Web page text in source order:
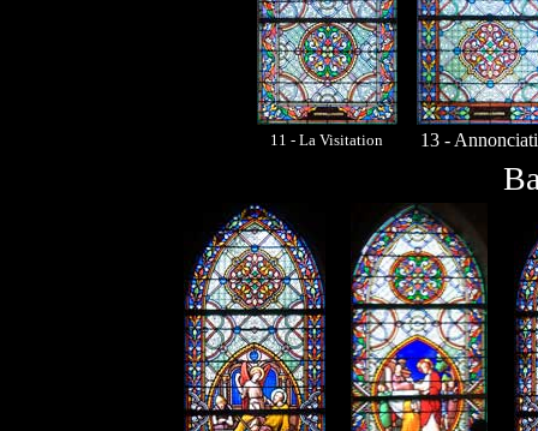
11 - La Visitation 13 -